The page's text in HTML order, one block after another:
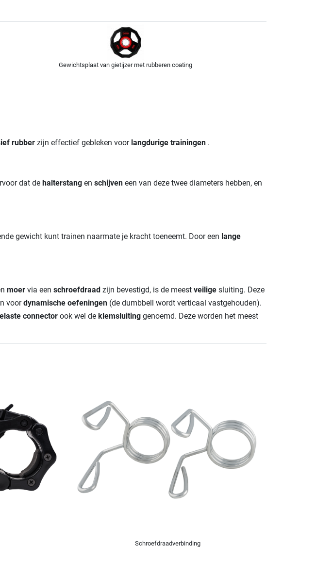
Gewichtsplaat van gietijzer met rubberen coating
rubber zijn effectief gebleken voor langdurige trainingen .
dat de halterstang en schijven een van deze twee diameters hebben, en
gewicht kunt trainen naarmate je kracht toeneemt. Door een lange
moer via een schroefdraad zijn bevestigd, is de meest veilige sluiting. Deze
voordynamische oefeningen (de dumbbell wordt verticaal vastgehouden).
connector ook wel de klemsluiting genoemd. Deze worden het meest
Schroefdraadverbinding